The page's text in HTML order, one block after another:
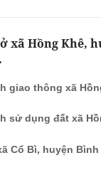
xã Hồng Khê,
giao thông xã
sử dụng đất xã
Cổ Bì, huyện